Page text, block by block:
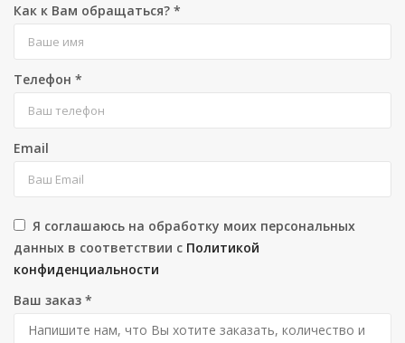
Как к Вам обращаться? *
Телефон *
Email
Я соглашаюсь на обработку моих персональных
данных в соответствии с Политикой
конфиденциальности
Ваш заказ *